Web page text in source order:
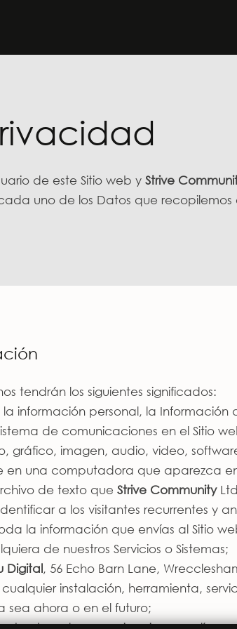
de este Sitio web y Strive
uno de los Datos que
tendrán los siguientes significados:
información personal, la Información
de comunicaciones en el Sitio
gráfico, imagen, audio, video,
una computadora que aparezca
de texto que Strive Community
a los visitantes recurrentes y
la información que envías al Sitio
de nuestros Servicios o Sistemas;
Digital, 56 Echo Barn Lane,
instalación, herramienta,
sea ahora o en el futuro;